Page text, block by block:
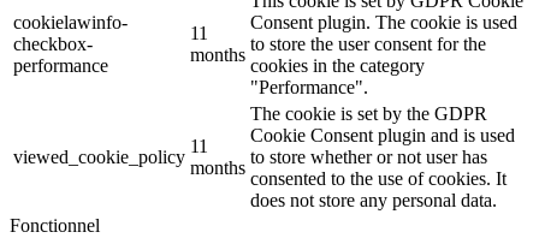
cookielawinfo-
checkbox-
performance
11
months
Consent plugin. The cookie is used
to store the user consent for the
cookies in the category
"Performance".
viewed_cookie_policy
11
months
The cookie is set by the GDPR
Cookie Consent plugin and is used
to store whether or not user has
consented to the use of cookies. It
does not store any personal data.
Fonctionnel